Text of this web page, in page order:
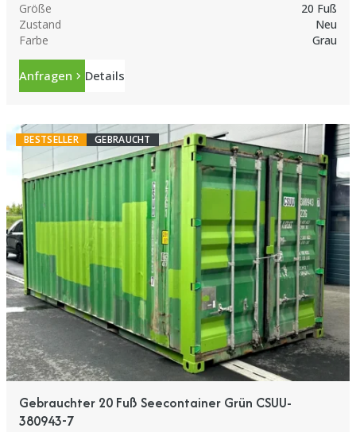
Größe
20 Fuß
Zustand
Neu
Farbe
Grau
Anfragen Details
BESTSELLER GEBRAUCHT
Gebrauchter 20 Fuß Seecontainer Grün CSUU-
380943-7